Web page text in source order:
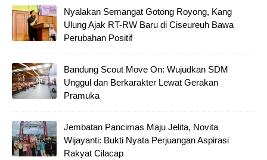
Nyalakan Semangat Gotong Royong, Kang
Ulung Ajak RT-RW Baru di Ciseureuh Bawa
Perubahan Positif
Bandung Scout Move On: Wujudkan SDM
Unggul dan Berkarakter Lewat Gerakan
Pramuka
Jembatan Pancimas Maju Jelita, Novita
Wijayanti: Bukti Nyata Perjuangan Aspirasi
Rakyat Cilacap